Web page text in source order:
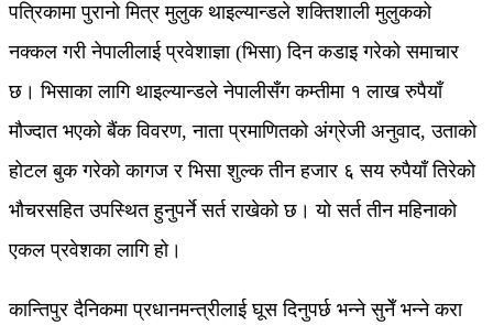
पत्रिकामा पुरानो मित्र मुलुक थाइल्यान्डले शक्तिशाली मुलुकको
नक्कल गरी नेपालीलाई प्रवेशाज्ञा (भिसा) दिन कडाइ गरेको समाचार
छ। भिसाका लागि थाइल्यान्डले नेपालीसँग कम्तीमा १ लाख रुपैयाँ
मौज्दात भएको बैंक विवरण, नाता प्रमाणितको अंग्रेजी अनुवाद, उताको
होटल बुक गरेको कागज र भिसा शुल्क तीन हजार ६ सय रुपैयाँ तिरेको
भौचरसहित उपस्थित हुनुपर्ने सर्त राखेको छ। यो सर्त तीन महिनाको
एकल प्रवेशका लागि हो।
कान्तिपुर दैनिकमा प्रधानमन्त्रीलाई घूस दिनुपर्छ भन्ने सुनेँ भन्ने करा